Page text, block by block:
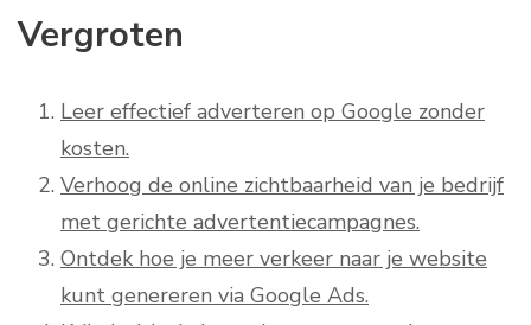
Vergroten
Leer effectief adverteren op Google zonder
kosten.
Verhoog de online zichtbaarheid van je bedrijf
met gerichte advertentiecampagnes.
Ontdek hoe je meer verkeer naar je website
kunt genereren via Google Ads.